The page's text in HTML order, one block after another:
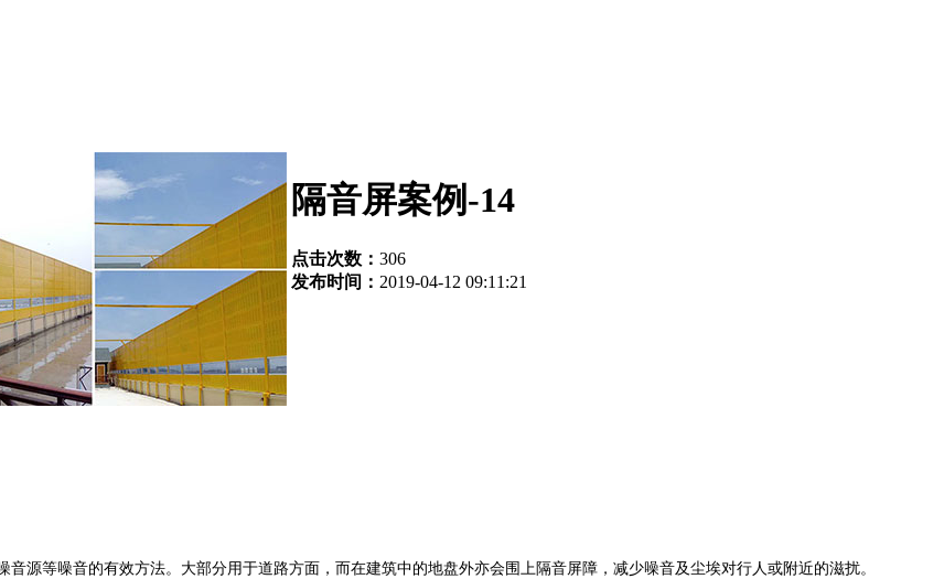
隔音屏案例-14
点击次数： 306
发布时间： 2019-04-12 09:11:21
源等噪音的有效方法。大部分用于道路方面，而在建筑中的地盘外亦会围上隔音屏障，减少噪音及尘埃对行人或附近的滋扰。